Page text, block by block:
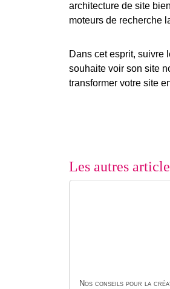
architecture de site
moteurs de recherche
Dans cet esprit, suivre
souhaite voir son site
transformer votre site
Les autres
Nos conseils pour la